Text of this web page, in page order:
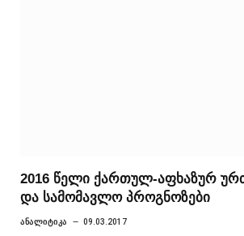
2016 წელი ქართულ-აფხაზურ
და სამომავლო პროგნოზები
ᲐᲜᲐᲚᲘᲢᲘᲙᲐ 09.03.2017